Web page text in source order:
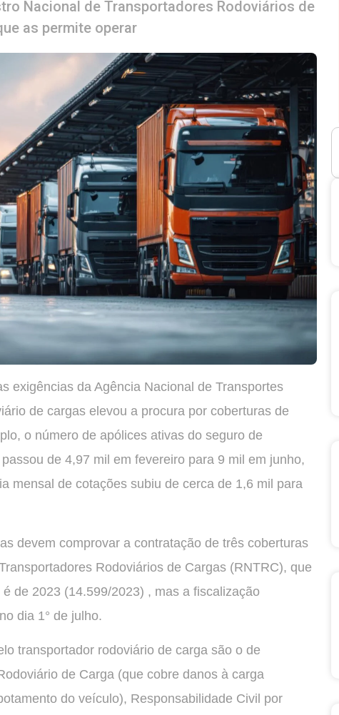
Nacional de Transportadores Rodoviários de
as permite operar
exigências da Agência Nacional de Transportes
de cargas elevou a procura por coberturas de
o número de apólices ativas do seguro de
de 4,97 mil em fevereiro para 9 mil em junho,
mensal de cotações subiu de cerca de 1,6 mil para
devem comprovar a contratação de três coberturas
Rodoviários de Cargas (RNTRC), que
de 2023 (14.599/2023) , mas a fiscalização
dia 1° de julho.
transportador rodoviário de carga são o de
de Carga (que cobre danos à carga
do veículo), Responsabilidade Civil por